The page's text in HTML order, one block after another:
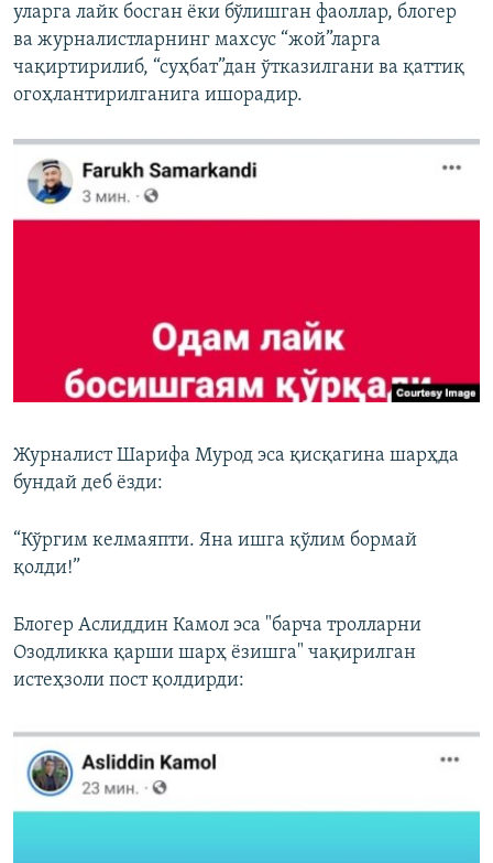
уларга лайк босган ёки бўлишган фаоллар, блогер
ва журналистларнинг махсус “жой”ларга
чақиртирилиб, “суҳбат”дан ўтказилгани ва қаттиқ
огоҳлантирилганига ишорадир.
Журналист Шарифа Мурод эса қисқагина шарҳда
бундай деб ёзди:
“Кўргим келмаяпти. Яна ишга қўлим бормай
қолди!”
Блогер Аслиддин Камол эса "барча тролларни
Озодликка қарши шарҳ ёзишга" чақирилган
истеҳзоли пост қолдирди: